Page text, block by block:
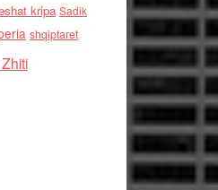
kripa Sadik
shqiptaret